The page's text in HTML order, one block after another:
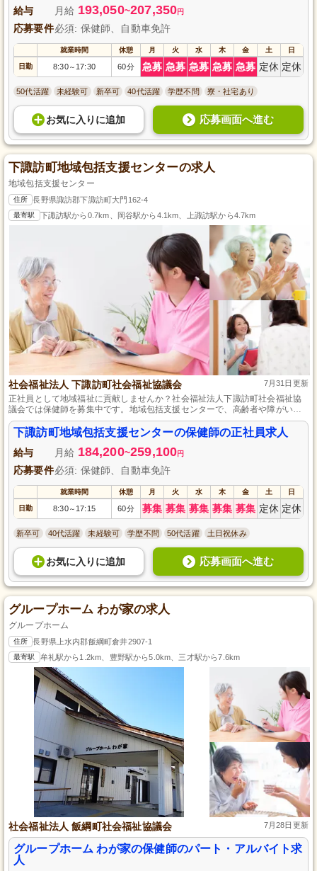
給与 月給 193,050~207,350円
応募要件必須: 保健師、自動車免許
就業時間 休憩 月 火 水 木 金 土 日
日勤 8:30～ 17:30 60分 急募 急募 急募 急募 急募 定休 定休
50代活躍 未経験可 新卒可 40代活躍 学歴不問 寮・社宅あり
お気に入り に追加 応募画面へ進む
下諏訪町地域包括支援センターの求人
地域包括支援センター
住所 長野県諏訪郡下諏訪町大門162-4
最寄駅 下諏訪駅から0.7km、岡谷駅から4.1km、上諏訪駅から4.7km
社会福祉法人 下諏訪町社会福祉協議会 7月31日更新
正社員として地域福祉に貢献しませんか？社会福祉法人下諏訪町社会福祉協
議会では保健師を募集中です。地域包括支援センターで、高齢者や障がいを
持つ方々の健康と日常生活をサポートする仕事です。あなたの専門知識を活
かし、地域の方々の健やかな日々を支えるやりがいを感じられる職場環境が
整っています。自動車免許をお持ちの方は移動も便利です。問題解決のため
の研修や資格取得支援が充実しています。長野県で安定した雇用を求める方
のご応募をお待ちしております。
下諏訪町地域包括支援センターの保健師の正社員求人
給与 月給 184,200~259,100円
応募要件必須: 保健師、自動車免許
就業時間 休憩 月 火 水 木 金 土 日
日勤 8:30～ 17:15 60分 募集 募集 募集 募集 募集 定休 定休
新卒可 40代活躍 未経験可 学歴不問 50代活躍 土日祝休み
お気に入り に追加 応募画面へ進む
グループホーム わが家の求人
グループホーム
住所 長野県上水内郡飯綱町倉井2907-1
最寄駅 牟礼駅から1.2km、豊野駅から5.0km、三才駅から7.6km
社会福祉法人 飯綱町社会福祉協議会 7月28日更新
グループホーム わが家の保健師のパート・アルバイト求
人